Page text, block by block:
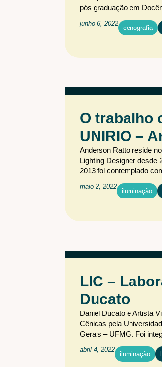
pós graduação em
junho 6, 2022
cenografia
O trabalho
UNIRIO –
Anderson Ratto reside
Lighting Designer desde
2013 foi contemplado
maio 2, 2022
iluminação
LIC –
Ducato
Daniel Ducato é Artista
Cênicas pela
Gerais – UFMG. Foi
abril 4, 2022
iluminação